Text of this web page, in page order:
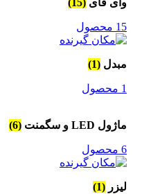
وای فای (15)
15 محصول
مبدل (1)
1 محصول
ماژول LED و سگمنت (6)
6 محصول
لیزر (1)